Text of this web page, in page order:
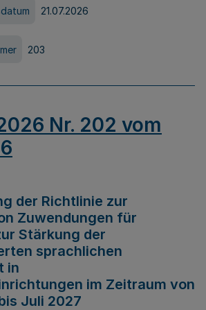
21.07.2026
203
Nr. 202 vom
der Richtlinie zur
Zuwendungen für
Stärkung der
sprachlichen
in
im Zeitraum von
Juli 2027